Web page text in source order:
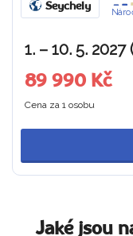
Seychely
1. – 10. 5.
89 990 Kč
Cena za 1 osobu
Jaké jsou